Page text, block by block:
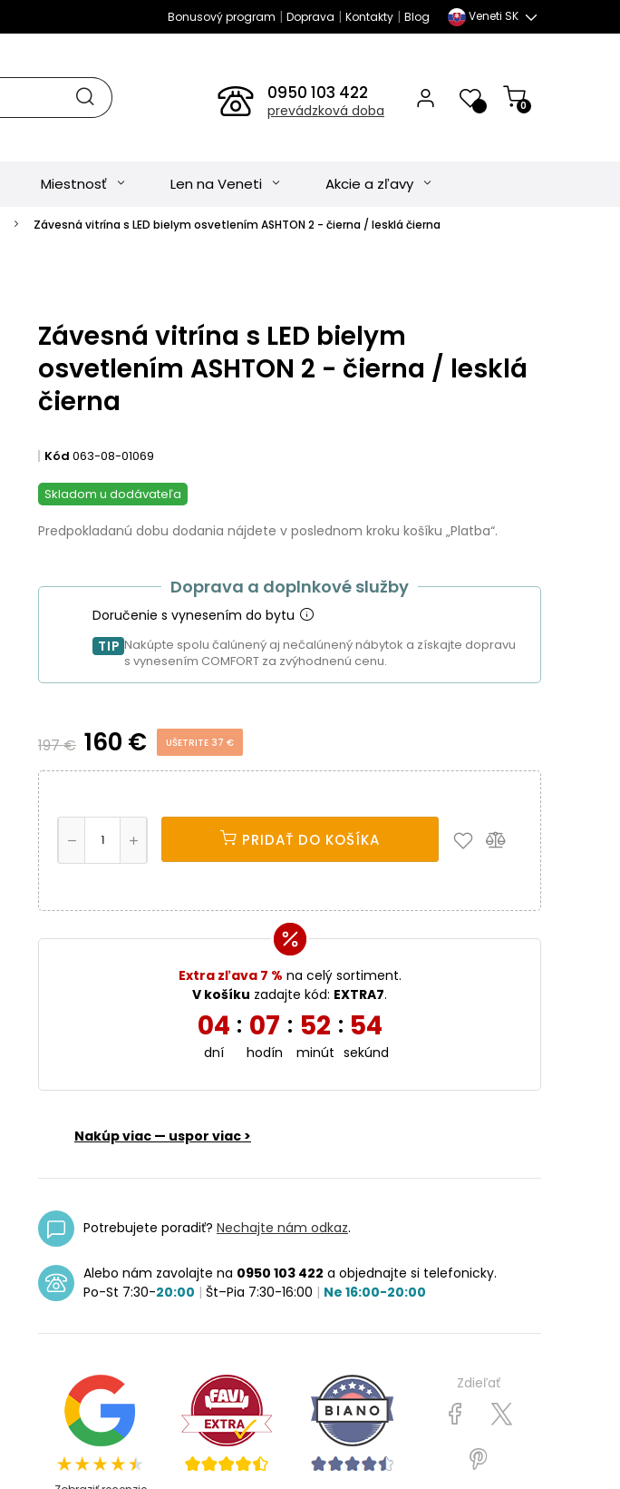
Bonusový program | Doprava | Kontakty| Blog Veneti SK
0950 103 422
prevádzková doba 0
Miestnosť Len na Veneti Akcie a zľavy
Závesná vitrína s LED bielym osvetlením ASHTON 2 - čierna / lesklá čierna
Závesná vitrína s LED bielym
osvetlením ASHTON 2 - čierna / lesklá
čierna
Kód 063-08-01069
Skladom u dodávateľa
Predpokladanú dobu dodania nájdete v poslednom kroku košíku „Platba“.
Doprava a doplnkové služby
Doručenie s vynesením do bytu
TIP Nakúpte spolu čalúnený aj nečalúnený nábytok a získajte dopravu
s vynesením COMFORT za zvýhodnenú cenu.
197 € 160 € UŠETRITE 37 €
PRIDAŤ DO KOŠÍKA
Extra zľava 7 % na celý sortiment.
V košíku zadajte kód: EXTRA7.
04
dní
: 07
hodín
: 52
minút
: 52
sekúnd
Nakúp viac — uspor viac >
Potrebujete poradiť? Nechajte nám odkaz.
Alebo nám zavolajte na 0950 103 422 a objednajte si telefonicky.
Po-St 7:30-20:00 | Št–Pia 7:30-16:00 | Ne 16:00-20:00
Zdieľať